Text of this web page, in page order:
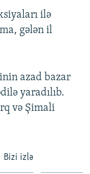
ilə
gələn il
azad bazar
yaradılıb.
və Şimali
Bizi izlə